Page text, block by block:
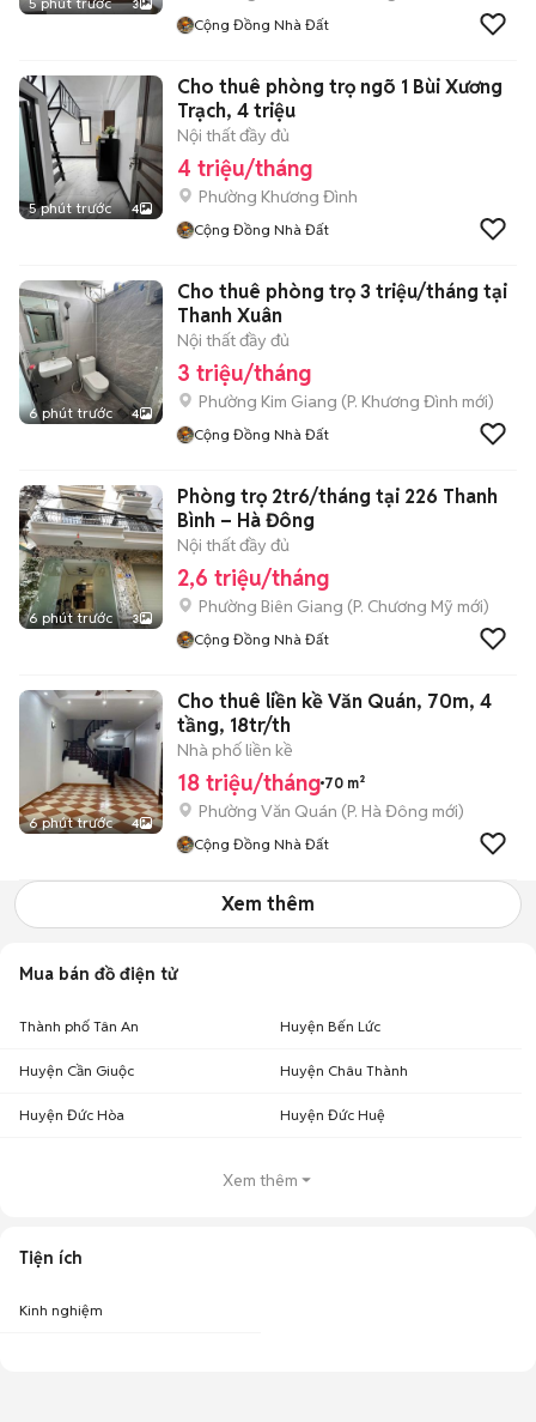
3
Cộng Đồng Nhà Đất
5 phút trước 4
Cho thuê phòng trọ ngõ 1 Bùi Xương
Trạch, 4 triệu
Nội thất đầy đủ
4 triệu/tháng
Phường Khương Đình
Cộng Đồng Nhà Đất
6 phút trước 4
Cho thuê phòng trọ 3 triệu/tháng tại
Thanh Xuân
Nội thất đầy đủ
3 triệu/tháng
Phường Kim Giang (P. Khương Đình mới)
Cộng Đồng Nhà Đất
6 phút trước 3
Phòng trọ 2tr6/tháng tại 226 Thanh
Bình – Hà Đông
Nội thất đầy đủ
2,6 triệu/tháng
Phường Biên Giang (P. Chương Mỹ mới)
Cộng Đồng Nhà Đất
6 phút trước 4
Cho thuê liền kề Văn Quán, 70m, 4
tầng, 18tr/th
Nhà phố liền kề
18 triệu/tháng 70 m²
Phường Văn Quán (P. Hà Đông mới)
Cộng Đồng Nhà Đất
Xem thêm
Mua bán đồ điện tử
Thành phố Tân An Huyện Bến Lức
Huyện Cần Giuộc Huyện Châu Thành
Huyện Đức Hòa Huyện Đức Huệ
Xem thêm
Tiện ích
Kinh nghiệm